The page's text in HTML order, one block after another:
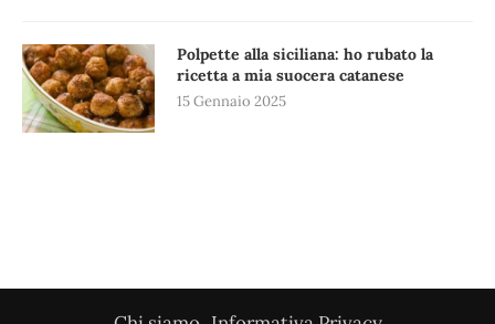
Polpette alla siciliana: ho rubato la
ricetta a mia suocera catanese
15 Gennaio 2025